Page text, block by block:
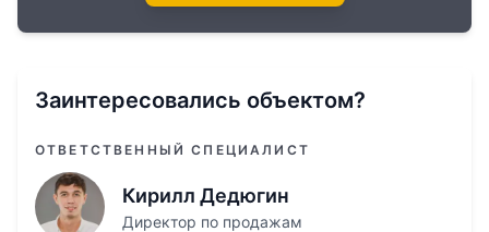
Заинтересовались объектом?
ОТВЕТСТВЕННЫЙ СПЕЦИАЛИСТ
Кирилл Дедюгин
Директор по продажам